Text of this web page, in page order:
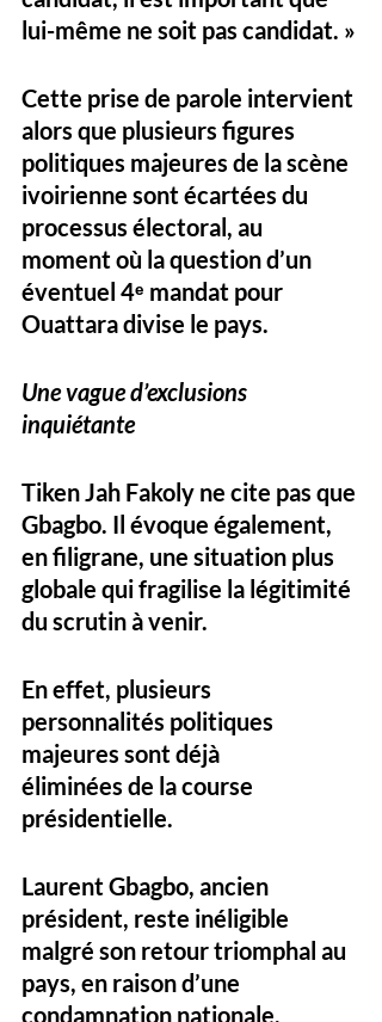
lui-même ne soit pas candidat. »
Cette prise de parole intervient
alors que plusieurs figures
politiques majeures de la scène
ivoirienne sont écartées du
processus électoral, au
moment où la question d’un
éventuel 4ᵉ mandat pour
Ouattara divise le pays.
Une vague d’exclusions
inquiétante
Tiken Jah Fakoly ne cite pas que
Gbagbo. Il évoque également,
en filigrane, une situation plus
globale qui fragilise la légitimité
du scrutin à venir.
En effet, plusieurs
personnalités politiques
majeures sont déjà
éliminées de la course
présidentielle.
Laurent Gbagbo, ancien
président, reste inéligible
malgré son retour triomphal au
pays, en raison d’une
condamnation nationale.